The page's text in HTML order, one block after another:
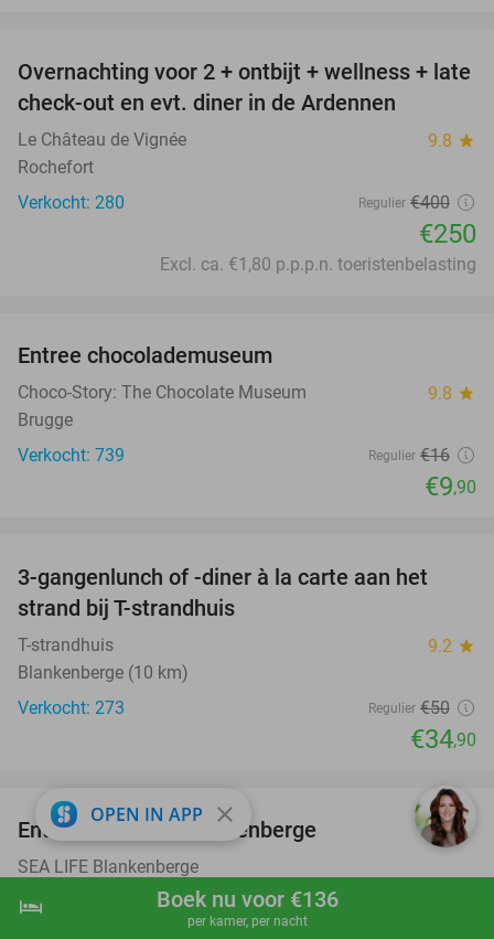
shopping_cart Boek nu
hotel Boek nu voor €136
per kamer, per nacht
38%
Overnachting voor 2 + ontbijt + wellness + late
check-out en evt. diner in de Ardennen
Le Château de Vignée 9.8 star
Rochefort
Verkocht: 280
Regulier €400
€250
Excl. ca. €1,80 p.p.p.n. toeristenbelasting
Entree chocolademuseum
Choco-Story: The Chocolate Museum 9.8 star
Brugge
Verkocht: 739
Regulier €16
€9,90
30%
3-gangenlunch of -diner à la carte aan het
strand bij T-strandhuis
T-strandhuis 9.2 star
Blankenberge (10 km)
Verkocht: 273
Regulier €50
€34,90
20%
Entree SEA LIFE Blankenberge
SEA LIFE Blankenberge
Blankenberge (10 km)
OPEN IN APP close